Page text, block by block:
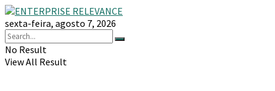
sexta-feira, agosto 7, 2026
No Result
View All Result